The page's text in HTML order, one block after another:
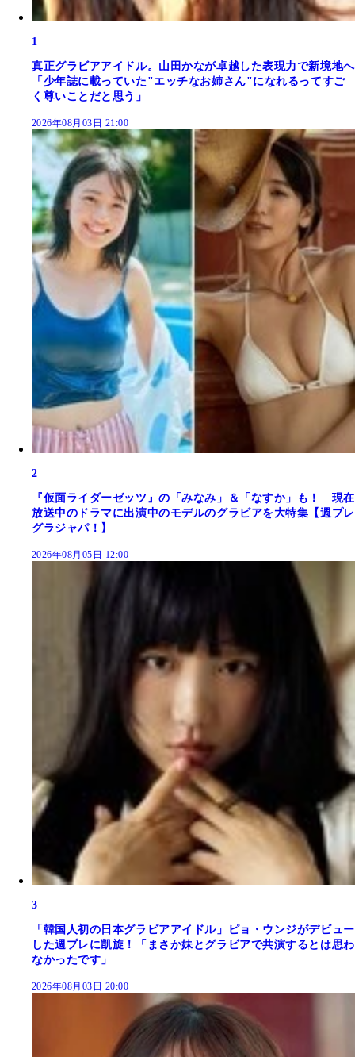
1
真正グラビアアイドル。山田かなが卓越した表現力で新境地へ
「少年誌に載っていた"エッチなお姉さん"になれるってすご
く尊いことだと思う」
2026年08月03日 21:00
2
『仮面ライダーゼッツ』の「みなみ」＆「なすか」も！ 現在
放送中のドラマに出演中のモデルのグラビアを大特集【週プレ
グラジャパ！】
2026年08月05日 12:00
3
「韓国人初の日本グラビアアイドル」ピョ・ウンジがデビュー
した週プレに凱旋！「まさか妹とグラビアで共演するとは思わ
なかったです」
2026年08月03日 20:00